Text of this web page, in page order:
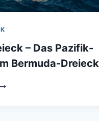
– Das Pazifik-
Bermuda-Dreieck